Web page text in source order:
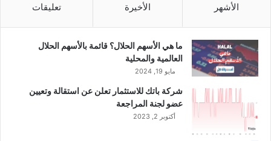
الأشهر الأخيرة تعليقات
ما هي الأسهم الحلال؟ قائمة بالأسهم الحلال
العالمية والمحلية
مايو 19, 2024
شركة باتك للاستثمار تعلن عن استقالة وتعيين
عضو لجنة المراجعة
أكتوبر 2, 2023